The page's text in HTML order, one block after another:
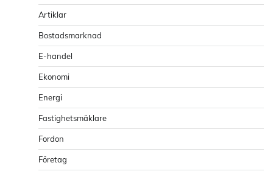
Artiklar
Bostadsmarknad
E-handel
Ekonomi
Energi
Fastighetsmäklare
Fordon
Företag